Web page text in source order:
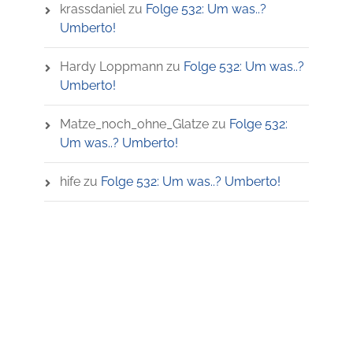
krassdanielzu Folge 532: Um was..?
Umberto!
Hardy Loppmannzu Folge 532: Um was..?
Umberto!
Matze_noch_ohne_Glatzezu Folge 532:
Um was..? Umberto!
hifezu Folge 532: Um was..? Umberto!